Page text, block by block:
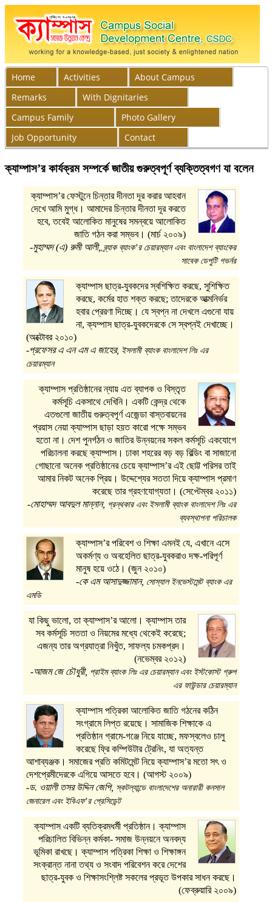
Home Activities
About Campus
Remarks
With Dignitaries
Campus Family
Photo Gallery
Job Opportunity
Contact
ক্যাম্পাস’র কার্যক্রম সম্পর্কে জাতীয় গুরুত্বপূর্ণ ব্যক্তিত্বগণ যা বলেন
ক্যাম্পাস’র ফেস্টুনে চিন্তার দীনতা দূর করার আহবান
দেখে আমি মুগ্ধ। আমাদের চিন্তার দীনতা দূর করতে
হবে, তবেই আলোকিত মানুষের সমন্বয়ে আলোকিত
জাতি গঠন করা সম্ভব। (মার্চ ২০০৯)
-মুহাম্মদ (এ) রুমী আলী, ব্র্যাক ব্যাংক’র চেয়ারম্যান এবং বাংলাদেশ ব্যাংকের
সাবেক ডেপুটি গভর্নর
ক্যাম্পাস ছাত্র-যুবকদের স্বশিক্ষিত করছে, সুশিক্ষিত
করছে, কর্মের হাত শক্ত করছে; তাদেরকে আত্মনির্ভর
হবার প্রেরণা দিচ্ছে। যে স্বপ্ন না দেখলে এগুনো যায়
না, ক্যম্পাস ছাত্র-যুবকদেরকে সে স্বপ্নই দেখাচ্ছে।
(অক্টোবর ২০১০)
-প্রফেসর এ এন এম এ জাহের, ইসলামী ব্যাংক বাংলাদেশ লিঃ এর
চেয়ারম্যান
ক্যাম্পাস প্রতিষ্ঠানের ন্যায় এত ব্যাপক ও বিস্তৃত
কর্মসূচি একসাথে দেখিনি। একটি কেন্দ্র থেকে
এতগুলো জাতীয় গুরুত্বপূর্ণ এজেন্ডা বাস্তবায়নের
প্রয়াস নেয়া ক্যাম্পাস ছাড়া হয়ত কারো পক্ষে সম্ভব
হতো না। দেশ পুনর্গঠন ও জাতির উন্নয়নের সকল কর্মসূচি একযোগে
পরিচালনা করছে ক্যাম্পাস। ঢাকা শহরের বড় বড় বিল্ডিং বা সাজানো
গোছানো অনেক প্রতিষ্ঠানের চেয়ে ক্যাম্পাস’র এই ছোট্ট পরিসর তাই
আমার নিকট অনেক প্রিয়। উদ্দেশ্যের সততা দিয়ে ক্যাম্পাস প্রমাণ
করেছে তার গ্রহণযোগ্যতা। (সেপ্টেম্বর ২০১১)
-মোহাম্মদ আবদুল মান্নান, গ্রন্থকার এবং ইসলামী ব্যাংক বাংলাদেশ লিঃ এর
ব্যবস্থাপনা পরিচালক
ক্যাম্পাস’র পরিবেশ ও শিক্ষা এমনই যে, এখানে এসে
অকর্মণ্য ও অবহেলিত ছাত্র-যুবকরাও দক্ষ-পরিপূর্ণ
মানুষ হয়ে ওঠে। (জুন ২০১০)
-কে এম আসাদুজ্জামান, সোস্যাল ইনভেস্টমেন্ট ব্যাংক এর
এমডি
যা কিছু ভালো, তা ক্যাম্পাস’র আলো। ক্যাম্পাস তার
সব কর্মসূচি সততা ও নিয়মের মধ্যে থেকেই করেছে;
এজন্য তার অগ্রযাত্রা নিখুঁত, সাফল্য চমকপ্রদ।
(নভেম্বর ২০১২)
-আজম জে চৌধুরী, প্রাইম ব্যাংক লিঃ এর চেয়ারম্যান এবং ইস্টকোস্ট গ্রুপ
এর ফাউন্ডার চেয়ারম্যান
ক্যাম্পাস পত্রিকা আলোকিত জাতি গঠনের কঠিন
সংগ্রামে লিপ্ত রয়েছে। সামাজিক শিক্ষাকে এ
প্রতিষ্ঠান গ্রামে-গঞ্জে নিয়ে যাচ্ছে, মফস্বলেও চালু
করেছে ফ্রি কম্পিউটার ট্রেনিং, যা অত্যন্ত
আশাব্যঞ্জক। সমাজের প্রতি কমিটমেন্ট নিয়ে ক্যাম্পাস’র মতো সৎ ও
দেশপ্রেমীদেরকে এগিয়ে আসতে হবে। (আগস্ট ২০০৯)
-ড. ওয়ালী তসর উদ্দিন জেপি, স্কটল্যান্ডে বাংলাদেশের অনারারী কনসাল
জেনারেল এবং ইবিএফ’র প্রেসিডেন্ট
ক্যাম্পাস একটি ব্যতিক্রমধর্মী প্রতিষ্ঠান। ক্যাম্পাস
পরিচালিত বিভিন্ন কর্মকা- সমাজ উন্নয়নে অনবদ্য
ভূমিকা রাখছে। ক্যাম্পাস পত্রিকা শিক্ষা ও শিক্ষাঙ্গন
সংক্রান্ত নানা তথ্য ও সংবাদ পরিবেশন করে দেশের
ছাত্র-যুবক ও শিক্ষাসংশ্লিষ্ট সকলের প্রভূত উপকার সাধন করছে।
(ফেব্রুয়ারি ২০০৯)